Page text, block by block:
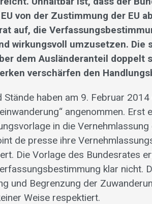
von der Zustimmung der EU
auf, die
wirkungsvoll umzusetzen.
dem Ausländeranteil doppelt
verschärfen den
Stände haben am 9. Februar
angenommen.
in die
de presse ihre
Die Vorlage des Bundesrates
klar nicht.
und Begrenzung der
Weise respektiert.